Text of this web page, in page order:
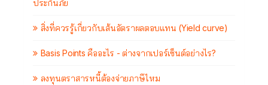
ประกันภัย
สิ่งที่ควรรู้เกี่ยวกับเส้นอัตราผลตอบแทน (Yield curve)
Basis Points คืออะไร - ต่างจากเปอร์เซ็นต์อย่างไร?
ลงทุนตราสารหนี้ต้องจ่ายภาษีไหม